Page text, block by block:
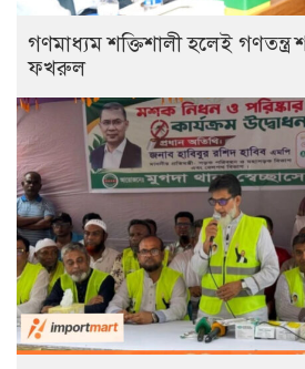
গণমাধ্যম শক্তিশালী হলেই গণতন্ত্র
ফখরুল